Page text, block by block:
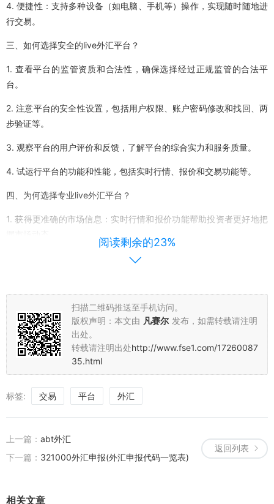
4. 便捷性：支持多种设备（如电脑、手机等）操作，实现随时随地进
行交易。
三、如何选择安全的live外汇平台？
1. 查看平台的监管资质和合法性，确保选择经过正规监管的合法平
台。
2. 注意平台的安全性设置，包括用户权限、账户密码修改和找回、两
步验证等。
3. 观察平台的用户评价和反馈，了解平台的综合实力和服务质量。
4. 试运行平台的功能和性能，包括实时行情、报价和交易功能等。
四、为何选择专业live外汇平台？
1. 获得更准确的市场信息：实时行情和报价功能帮助投资者更好地把
2. 提高交易效率：便捷的交易执行工具和策略分析功能使交易更为高
3. 保障资金安全：严格的风控系统和加密技术保障资金和用户信息安
全。
4. 适应不同需求：多种交易工具和策略分析功能满足不同投资者的需
求。
总结：选择一个专业的live外汇平台是保障投资安全、提高投资收益的
重要前提。在挑选时，要充分了解平台的资质、安全设置以及服务质
量等因素。投资者还需在市场中保持谨慎和冷静的头脑，通过不断地
广大投资者都能在专业、安全的live外汇平台上找到属于自己的投资之
道。
阅读剩余的23%
扫描二维码推送至手机访问。
版权声明：本文由 凡赛尔 发布，如需转载请注明
出处。
转载请注明出处http://www.fse1.com/17260087
35.html
标签: 交易 平台 外汇
返回列表
上一篇： abt外汇
下一篇： 321000外汇申报(外汇申报代码一览表)
相关文章